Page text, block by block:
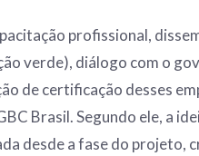
profissional,
verde), diálogo com o
de certificação desses
Brasil. Segundo ele, a
desde a fase do projeto,